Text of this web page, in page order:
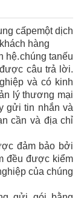
cấpemột dịch
hàng
hệ.chúng tanếu
câu trả lời.
và có kinh
lý thương mại
gửi tin nhắn và
cần và địa chỉ
đảm bảo bởi
đều được kiểm
của chúng